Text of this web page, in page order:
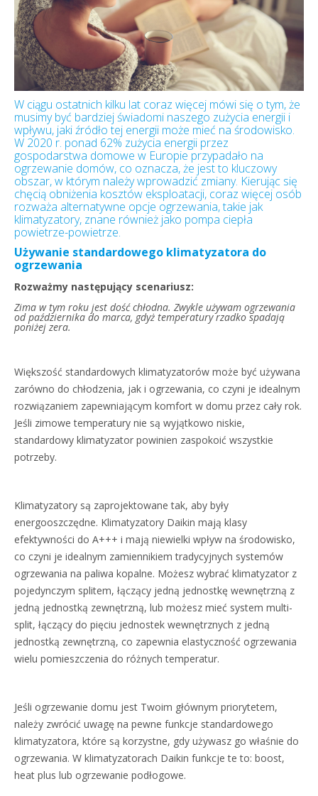
W ciągu ostatnich kilku lat coraz więcej mówi się o tym, że
musimy być bardziej świadomi naszego zużycia energii i
wpływu, jaki źródło tej energii może mieć na środowisko.
W 2020 r. ponad 62% zużycia energii przez
gospodarstwa domowe w Europie przypadało na
ogrzewanie domów, co oznacza, że jest to kluczowy
obszar, w którym należy wprowadzić zmiany. Kierując się
chęcią obniżenia kosztów eksploatacji, coraz więcej osób
rozważa alternatywne opcje ogrzewania, takie jak
klimatyzatory, znane również jako pompa ciepła
powietrze-powietrze.
Używanie standardowego klimatyzatora do
ogrzewania
Rozważmy następujący scenariusz:
Zima w tym roku jest dość chłodna. Zwykle używam ogrzewania
od października do marca, gdyż temperatury rzadko spadają
poniżej zera.
Większość standardowych klimatyzatorów może być używana
zarówno do chłodzenia, jak i ogrzewania, co czyni je idealnym
rozwiązaniem zapewniającym komfort w domu przez cały rok.
Jeśli zimowe temperatury nie są wyjątkowo niskie,
standardowy klimatyzator powinien zaspokoić wszystkie
potrzeby.
Klimatyzatory są zaprojektowane tak, aby były
energooszczędne. Klimatyzatory Daikin mają klasy
efektywności do A+++ i mają niewielki wpływ na środowisko,
co czyni je idealnym zamiennikiem tradycyjnych systemów
ogrzewania na paliwa kopalne. Możesz wybrać klimatyzator z
pojedynczym splitem, łączący jedną jednostkę wewnętrzną z
jedną jednostką zewnętrzną, lub możesz mieć system multi-
split, łączący do pięciu jednostek wewnętrznych z jedną
jednostką zewnętrzną, co zapewnia elastyczność ogrzewania
wielu pomieszczenia do różnych temperatur.
Jeśli ogrzewanie domu jest Twoim głównym priorytetem,
należy zwrócić uwagę na pewne funkcje standardowego
klimatyzatora, które są korzystne, gdy używasz go właśnie do
ogrzewania. W klimatyzatorach Daikin funkcje te to: boost,
heat plus lub ogrzewanie podłogowe.